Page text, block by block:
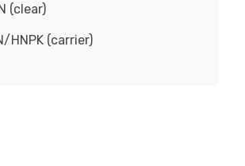
(clear)
HNPK (carrier)